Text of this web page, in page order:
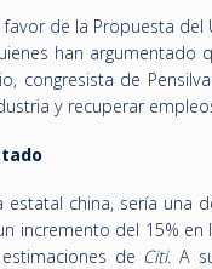
de la Propuesta del
han
congresista de
y recuperar
estatal china, sería una
incremento del 15%
de Citi. A